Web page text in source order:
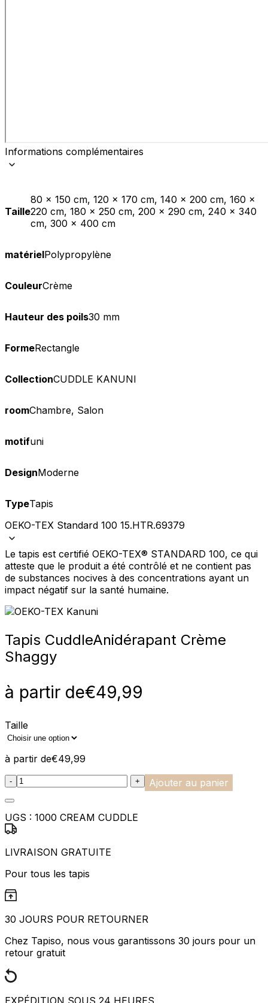
Informations complémentaires
Taille
80 x 150 cm, 120 x 170 cm, 140 x 200 cm, 160 x
220 cm, 180 x 250 cm, 200 x 290 cm, 240 x 340
cm, 300 x 400 cm
matérielPolypropylène
CouleurCrème
Hauteur des poils30 mm
FormeRectangle
CollectionCUDDLE KANUNI
roomChambre, Salon
motifuni
DesignModerne
TypeTapis
OEKO-TEX Standard 100 15.HTR.69379
Le tapis est certifié OEKO-TEX® STANDARD 100, ce qui
atteste que le produit a été contrôlé et ne contient pas
de substances nocives à des concentrations ayant un
impact négatif sur la santé humaine.
Tapis CuddleAnidérapant Crème
Shaggy
à partir de€49,99
Taille
à partir de€49,99
:product_name quantity
- + Ajouter au panier
UGS : 1000 CREAM CUDDLE
LIVRAISON GRATUITE
Pour tous les tapis
30 JOURS POUR RETOURNER
Chez Tapiso, nous vous garantissons 30 jours pour un
retour gratuit
EXPÉDITION SOUS 24 HEURES